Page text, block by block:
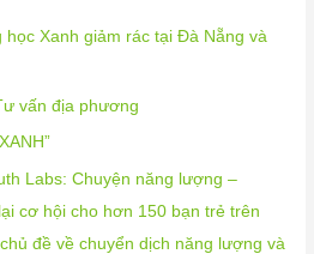
Xanh giảm rác tại Đà Nẵng và
vấn địa phương
Labs: Chuyện năng lượng –
cơ hội cho hơn 150 bạn trẻ trên
đề về chuyển dịch năng lượng và